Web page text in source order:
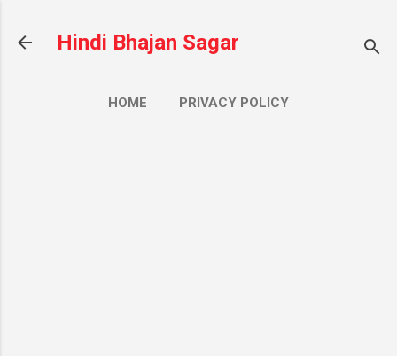
Hindi Bhajan Sagar
HOME PRIVACY POLICY